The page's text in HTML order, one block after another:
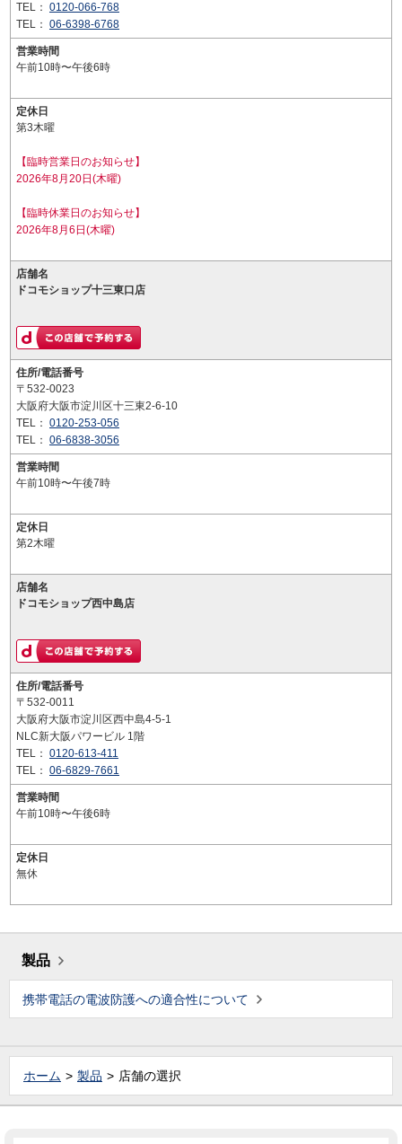
TEL： 0120-066-768
TEL： 06-6398-6768
営業時間
午前10時〜午後6時
定休日
第3木曜
【臨時営業日のお知らせ】
2026年8月20日(木曜)
【臨時休業日のお知らせ】
2026年8月6日(木曜)
店舗名
ドコモショップ十三東口店
住所/電話番号
〒532-0023
大阪府大阪市淀川区十三東2-6-10
TEL： 0120-253-056
TEL： 06-6838-3056
営業時間
午前10時〜午後7時
定休日
第2木曜
店舗名
ドコモショップ西中島店
住所/電話番号
〒532-0011
大阪府大阪市淀川区西中島4-5-1
NLC新大阪パワービル 1階
TEL： 0120-613-411
TEL： 06-6829-7661
営業時間
午前10時〜午後6時
定休日
無休
製品
携帯電話の電波防護への適合性について
ホーム 製品 店舗の選択